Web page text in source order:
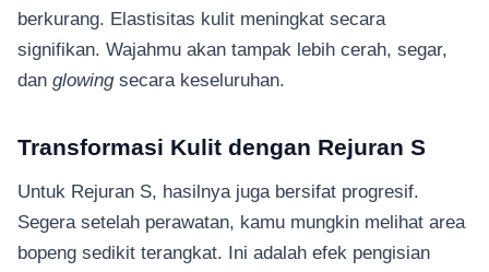
berkurang. Elastisitas kulit meningkat secara
signifikan. Wajahmu akan tampak lebih cerah, segar,
dan glowingsecara keseluruhan.
Transformasi Kulit dengan Rejuran S
Untuk Rejuran S, hasilnya juga bersifat progresif.
Segera setelah perawatan, kamu mungkin melihat area
bopeng sedikit terangkat. Ini adalah efek pengisian